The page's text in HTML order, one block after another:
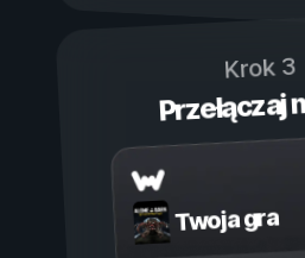
Krok 3
Przełączaj
Twoja gra